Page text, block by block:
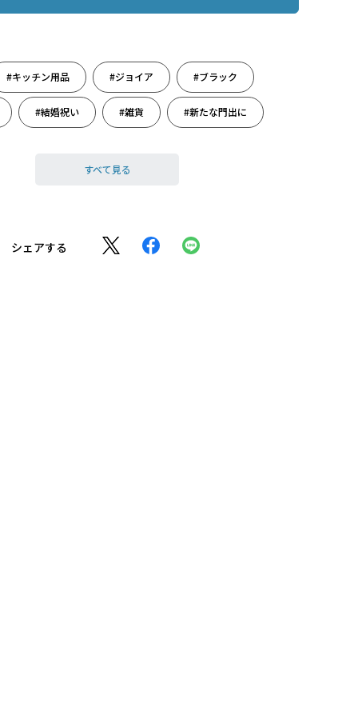
#キッチン用品 #ジョイア #ブラック
#結婚祝い #雑貨 #新たな門出に
すべて見る
シェアする